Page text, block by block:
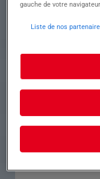
gauche de votre
Liste de nos